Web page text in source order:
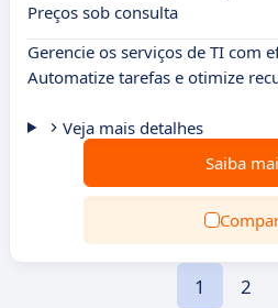
Preços sob consulta
Gerencie os serviços de TI com
Automatize tarefas e otimize
Veja mais detalhes
Saiba
1 2